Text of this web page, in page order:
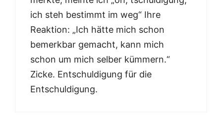
ich steh bestimmt im weg“ Ihre
Reaktion: „Ich hätte mich schon
bemerkbar gemacht, kann mich
schon um mich selber kümmern.“
Zicke. Entschuldigung für die
Entschuldigung.